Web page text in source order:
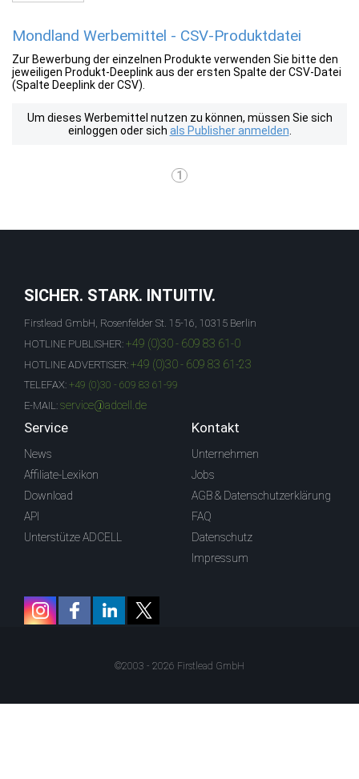
Mondland Werbemittel - CSV-Produktdatei
Zur Bewerbung der einzelnen Produkte verwenden Sie bitte den
jeweiligen Produkt-Deeplink aus der ersten Spalte der CSV-Datei
(Spalte Deeplink der CSV).
Um dieses Werbemittel nutzen zu können, müssen Sie sich
einloggen oder sich als Publisher anmelden
1
SICHER. STARK. INTUITIV.
Firstlead GmbH, Rosenfelder St. 15-16, 10315 Berlin
HOTLINE PUBLISHER: +49 (0)30 - 609 83 61-0
HOTLINE ADVERTISER: +49 (0)30 - 609 83 61-23
TELEFAX: +49 (0)30 - 609 83 61-99
E-MAIL: service@adcell.de
Service
News
Affiliate-Lexikon
Download
API
Unterstütze ADCELL
Kontakt
Unternehmen
Jobs
AGB & Datenschutzerklärung
FAQ
Datenschutz
Impressum
©2003 - 2026 Firstlead GmbH